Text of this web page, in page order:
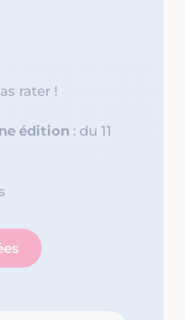
rater !
édition : du 11